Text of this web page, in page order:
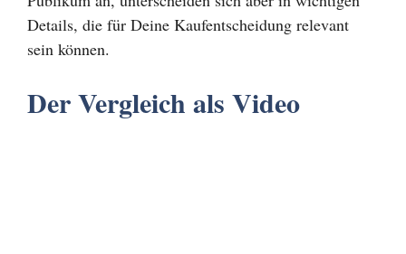
Details, die für Deine Kaufentscheidung relevant
sein können.
Der Vergleich als Video